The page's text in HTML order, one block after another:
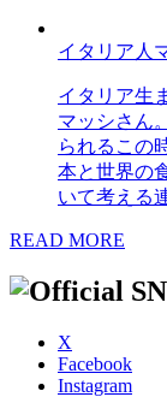
イタリア人
イタリア生
マッシさん
られるこの
本と世界の
いて考える
READ MORE
X
Facebook
Instagram